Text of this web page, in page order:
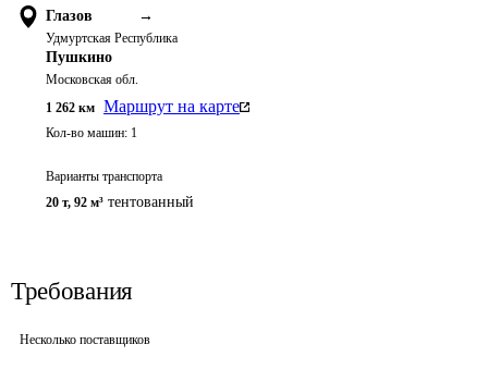
Глазов →
Удмуртская Республика
Пушкино
Московская обл.
1 262 км Маршрут на карте
Кол-во машин: 1
Варианты транспорта
20 т, 92 м³ тентованный
Требования
Несколько поставщиков